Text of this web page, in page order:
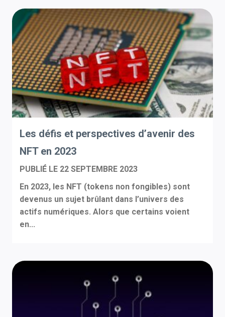
Les défis et perspectives d’avenir des
NFT en 2023
PUBLIÉ LE 22 SEPTEMBRE 2023
En 2023, les NFT (tokens non fongibles) sont
devenus un sujet brûlant dans l’univers des
actifs numériques. Alors que certains voient
en...